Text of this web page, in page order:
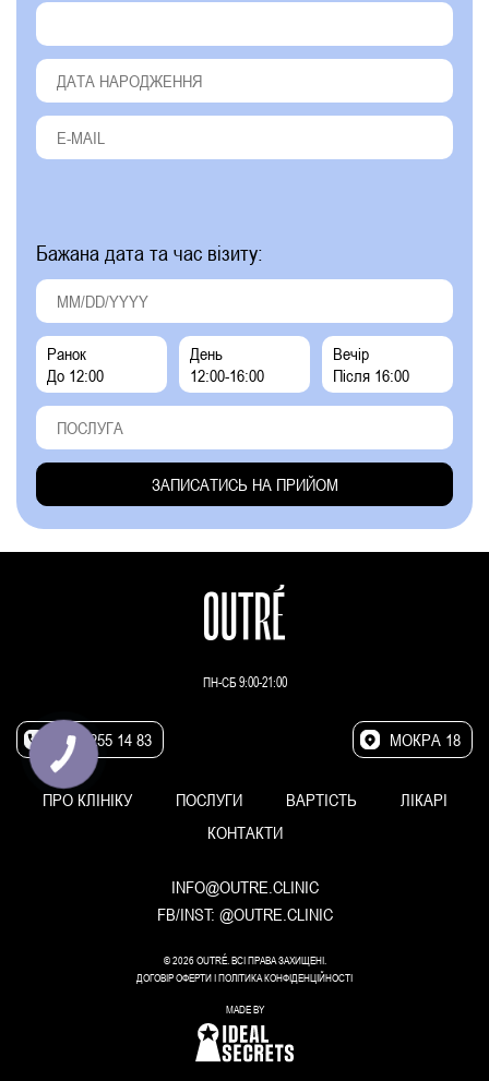
Бажана дата та час візиту:
Ранок
До 12:00
День
12:00-16:00
Вечір
Після 16:00
ПН-СБ 9:00-21:00
(095) 255 14 83 МОКРА 18
ПРО КЛІНІКУ ПОСЛУГИ ВАРТІСТЬ
ЛІКАРІ
КОНТАКТИ
INFO@OUTRE.CLINIC
FB/INST: @OUTRE.CLINIC
© 2026 OUTRÉ. ВСІ ПРАВА ЗАХИЩЕНІ.
ДОГОВІР ОФЕРТИIПОЛІТИКА КОНФІДЕНЦІЙНОСТІ
MADE BY